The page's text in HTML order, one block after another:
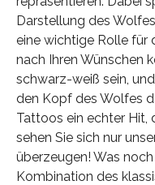
Darstellung des
eine wichtige Rolle für
nach Ihren Wünschen
schwarz-weiß sein,
den Kopf des Wolfes
Tattoos ein echter Hit,
sehen Sie sich nur
überzeugen! Was
Kombination des